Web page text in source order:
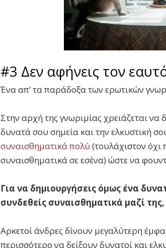
#3 Δεν αφήνεις τον
Ένα απ’ τα παράδοξα των ερωτικών
Στην αρχή της γνωριμίας χρειάζεται να
δυνατά σου σημεία και την ελκυστική
συναισθηματικά πολύ (τουλάχιστον όχι
συναισθηματικά σε εσένα) ώστε να
Για να δημιουργήσεις όμως ένα
συνδεθείς συναισθηματικά μαζί
Αρκετοί άνδρες δίνουν μεγαλύτερη
περισσότερο να δείξουν δυνατοί και